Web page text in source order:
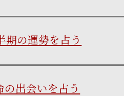
期の運勢を占う
出会いを占う